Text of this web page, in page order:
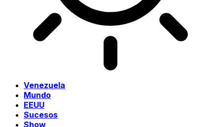
Venezuela
Mundo
EEUU
Sucesos
Show